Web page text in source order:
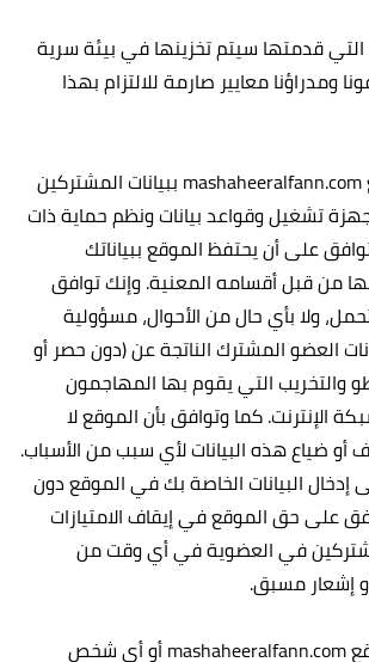
التي قدمتها سيتم تخزينها في بيئة سرية
ومدراؤنا معايير صارمة للالتزام بهذا
تاسعاً: يحتفظ موقع mashaheeralfann.com ببيانات المشتركين
تشغيل وقواعد بيانات ونظم حماية ذات
على أن يحتفظ الموقع ببياناتك
من قبل أقسامه المعنية. وإنك توافق
ولا بأي حال من الأحوال، مسؤولية
العضو المشترك الناتجة عن (دون حصر أو
والتخريب التي يقوم بها المهاجمون
الإنترنت. كما وتوافق بأن الموقع لا
ضياع هذه البيانات لأي سبب من الأسباب.
إدخال البيانات الخاصة بك في الموقع دون
على حق الموقع في إيقاف الامتيازات
في العضوية في أي وقت من
إشعار مسبق.
عاشراً: لا يتحمل موقع mashaheeralfann.com أو أي شخص